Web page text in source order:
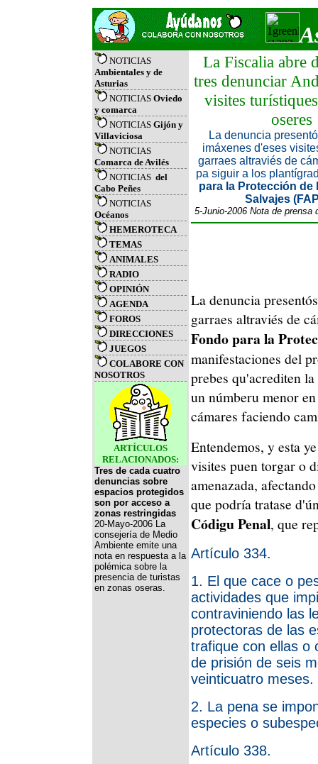
NOTICIAS
Ambientales y de
Asturias
NOTICIAS Oviedo
y comarca
NOTICIAS Gijón y
Villaviciosa
NOTICIAS
Comarca de Avilés
NOTICIAS del
Cabo Peñes
NOTICIAS
Océanos
HEMEROTECA
TEMAS
ANIMALES
RADIO
OPINIÓN
AGENDA
FOROS
DIRECCIONES
JUEGOS
COLABORE CON
NOSOTROS
ARTÍCULOS
RELACIONADOS:
Tres de cada cuatro
denuncias sobre
espacios protegidos
son por acceso a
zonas restringidas
20-Mayo-2006 La
consejería de Medio
Ambiente emite una
nota en respuesta a la
polémica sobre la
presencia de turistas
en zonas oseras.
La Fiscalia abre
tres denunciar
visites
oseres
La denuncia
imáxenes d'eses
garraes altraviés de
pa siguir a los
para la Protección de
Salvajes
5-Junio-2006 Nota de prensa
La denuncia
garraes altraviés de
Fondo para la
manifestaciones del
prebes qu'acrediten
un númberu menor
cámares faciendo
Entendemos, y esta
visites puen torgar o
amenazada,
que podría tratase
Códigu Penal, que
Artículo 334.
1. El que cace o
actividades que
contraviniendo las
protectoras de las
trafique con ellas o
de prisión de seis
veinticuatro meses.
2. La pena se
especies o
Artículo 338.